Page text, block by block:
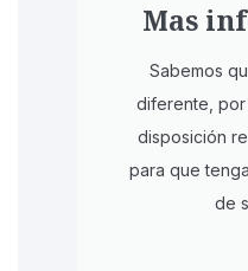
Mas
Sabemos
diferente, por
disposición
para que
de